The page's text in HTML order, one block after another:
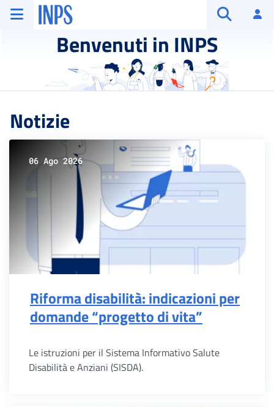
Vai al menu principale
Vai al contenuto principale
Vai al pie' di pagina
INPS ()
Benvenuti in INPS
Notizie
06 Ago 2026
Riforma disabilità: indicazioni per
domande “progetto di vita”
Le istruzioni per il Sistema Informativo Salute
Disabilità e Anziani (SISDA).